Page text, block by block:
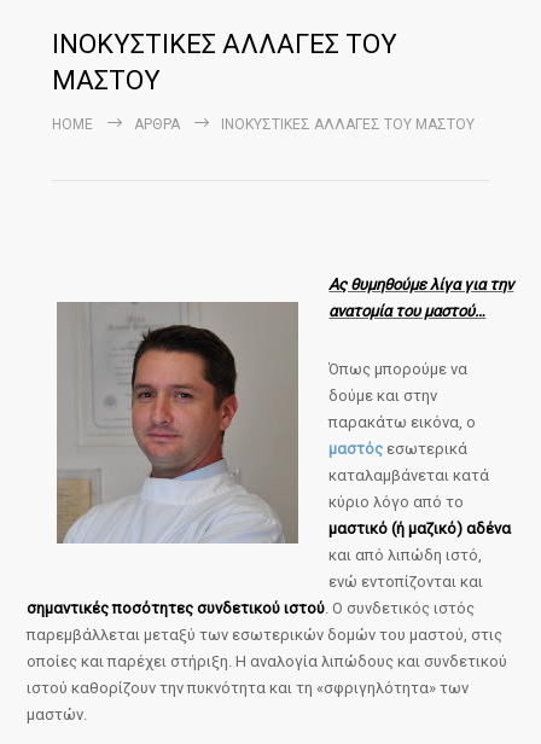
ΙΝΟΚΥΣΤΙΚΕΣ ΑΛΛΑΓΕΣ ΤΟΥ
ΜΑΣΤΟΥ
HOME ΆΡΘΡΑ ΙΝΟΚΥΣΤΙΚΕΣ ΑΛΛΑΓΕΣ ΤΟΥ ΜΑΣΤΟΥ
Ας θυμηθούμε λίγα για την
ανατομία του μαστού…
Όπως μπορούμε να
δούμε και στην
παρακάτω εικόνα, ο
μαστός εσωτερικά
καταλαμβάνεται κατά
κύριο λόγο από το
μαστικό (ή μαζικό) αδένα
και από λιπώδη ιστό,
ενώ εντοπίζονται και
σημαντικές ποσότητες συνδετικού ιστού. Ο συνδετικός ιστός
παρεμβάλλεται μεταξύ των εσωτερικών δομών του μαστού, στις
οποίες και παρέχει στήριξη. Η αναλογία λιπώδους και συνδετικού
ιστού καθορίζουν την πυκνότητα και τη «σφριγηλότητα» των
μαστών.